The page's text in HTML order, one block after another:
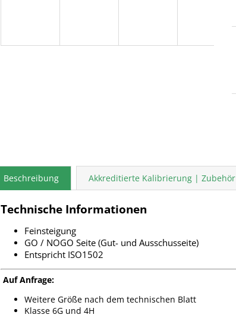
Beschreibung Akkreditierte Kalibrierung | Zubehör
Technische Informationen
Feinsteigung
GO / NOGO Seite (Gut- und Ausschusseite)
Entspricht ISO1502
Auf Anfrage:
Weitere Größe nach dem technischen Blatt
Klasse 6G und 4H